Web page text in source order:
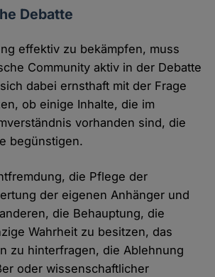
Debatte
effektiv zu bekämpfen, muss
Community aktiv in der Debatte
dabei ernsthaft mit der Frage
ob einige Inhalte, die im
vorhanden sind, die
begünstigen.
die Pflege der
der eigenen Anhänger und
die Behauptung, die
Wahrheit zu besitzen, das
zu hinterfragen, die Ablehnung
oder wissenschaftlicher